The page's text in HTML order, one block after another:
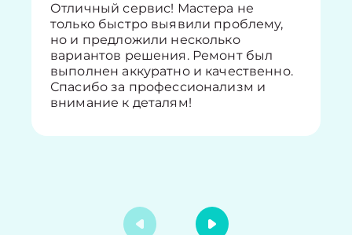
Отличный сервис! Мастера не
только быстро выявили проблему,
но и предложили несколько
вариантов решения. Ремонт был
выполнен аккуратно и качественно.
Спасибо за профессионализм и
внимание к деталям!